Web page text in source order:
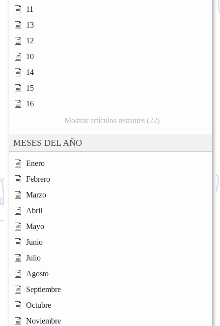
11
13
12
10
14
15
16
Mostrar artículos restantes (22)
MESES DEL AÑO
Enero
Febrero
Marzo
Abril
Mayo
Junio
Julio
Agosto
Septiembre
Octubre
Noviembre